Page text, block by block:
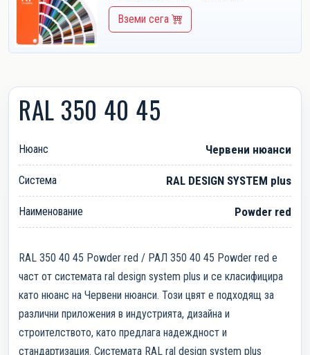
Вземи сега
RAL 350 40 45
Нюанс Червени нюанси
Система RAL DESIGN SYSTEM plus
Наименование Powder red
RAL 350 40 45 Powder red / РАЛ 350 40 45 Powder red е
част от системата ral design system plus и се класифицира
като нюанс на Червени нюанси. Този цвят е подходящ за
различни приложения в индустрията, дизайна и
строителството, като предлага надеждност и
стандартизация. Системата RAL ral design system plus